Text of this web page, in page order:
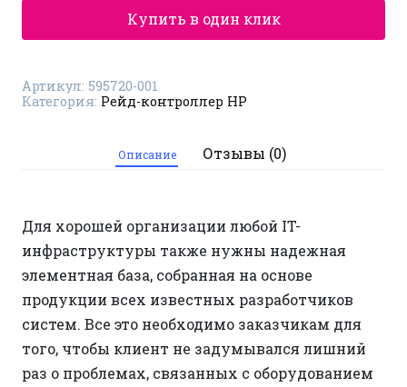
Купить в один клик
Артикул: 595720-001
Категория: Рейд-контроллер HP
Описание Отзывы (0)
Для хорошей организации любой IT-
инфраструктуры также нужны надежная
элементная база, собранная на основе
продукции всех известных разработчиков
систем. Все это необходимо заказчикам для
того, чтобы клиент не задумывался лишний
раз о проблемах, связанных с оборудованием